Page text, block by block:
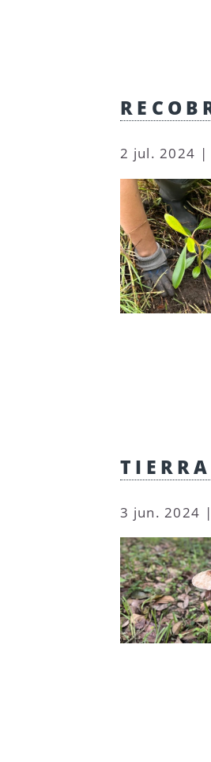
2 jul. 2024
TIERRA
3 jun. 2024